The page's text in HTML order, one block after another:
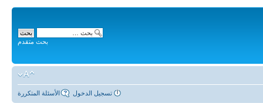
بحث متقدم
الأسئلة المتكررة تسجيل الدخول